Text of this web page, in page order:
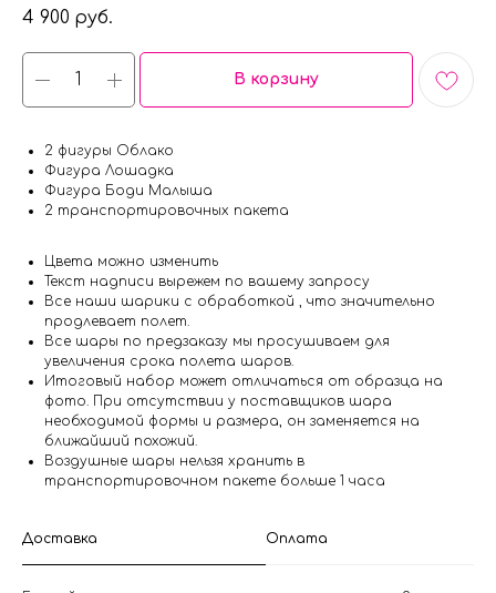
4 900 руб.
В корзину
2 фигуры Облако
Фигура Лошадка
Фигура Боди Малыша
2 транспортировочных пакета
Цвета можно изменить
Текст надписи вырежем по вашему запросу
Все наши шарики с обработкой , что значительно
продлевает полет.
Все шары по предзаказу мы просушиваем для
увеличения срока полета шаров.
Итоговый набор может отличаться от образца на
фото. При отсутствии у поставщиков шара
необходимой формы и размера, он заменяется на
ближайший похожий.
Воздушные шары нельзя хранить в
транспортировочном пакете больше 1 часа
Доставка Оплата